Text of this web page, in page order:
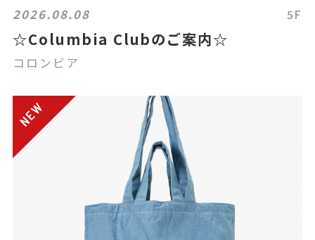
2026.08.08 5F
☆Columbia Clubのご案内☆
コロンビア